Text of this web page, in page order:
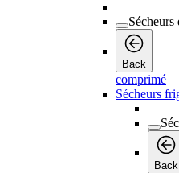
Back
comprimé
Sécheurs
Back